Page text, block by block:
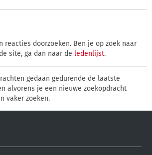
reacties doorzoeken. Ben je op zoek naar
site, ga dan naar de ledenlijst.
gedaan gedurende de laatste
alvorens je een nieuwe zoekopdracht
vaker zoeken.